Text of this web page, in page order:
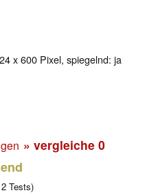
x 600 Pixel, spiegelnd: ja
» vergleiche 0
2 Tests)